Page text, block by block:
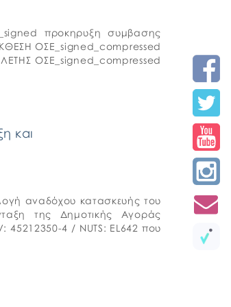
προκηρυξη συμβασης
ΟΣΕ_signed_compressed
ΟΣΕ_signed_compressed
και
αναδόχου κατασκευής του
της Δημοτικής Αγοράς
45212350-4 / NUTS: EL642 που